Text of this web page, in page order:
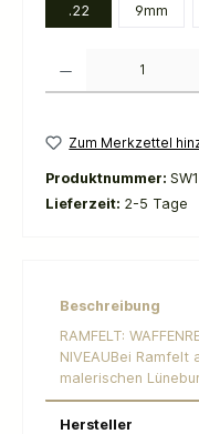
.22 9mm
Zum Merkzettel
Produktnummer:
Lieferzeit: 2-5 Tage
Beschreibung
RAMFELT:
NIVEAUBei
malerischen
Hersteller